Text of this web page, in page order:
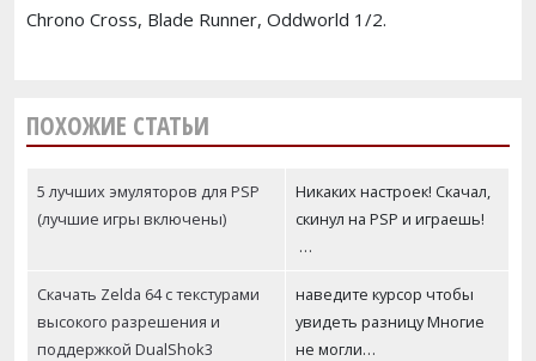
Chrono Cross, Blade Runner, Oddworld 1/2.
ПОХОЖИЕ СТАТЬИ
5 лучших эмуляторов для PSP
(лучшие игры включены)
Никаких настроек! Скачал,
скинул на PSP и играешь!
…
Скачать Zelda 64 с текстурами
высокого разрешения и
поддержкой DualShok3
наведите курсор чтобы
увидеть разницу Многие
не могли…